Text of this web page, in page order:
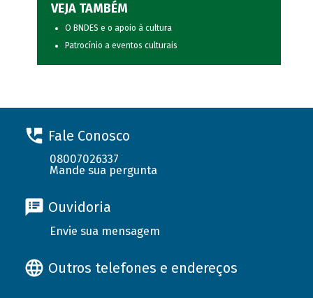
VEJA TAMBÉM
O BNDES e o apoio à cultura
Patrocínio a eventos culturais
Fale Conosco
08007026337
Mande sua pergunta
Ouvidoria
Envie sua mensagem
Outros telefones e endereços